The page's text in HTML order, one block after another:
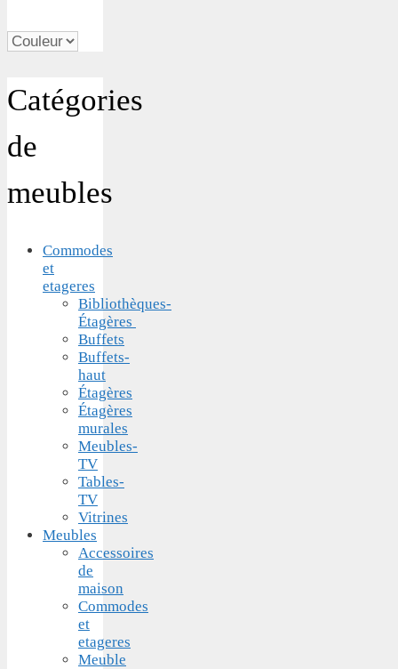
Catégories
de
meubles
Commodes
et
etageres
Bibliothèques-
Étagères
Buffets
Buffets-
haut
Étagères
Étagères
murales
Meubles-
TV
Tables-
TV
Vitrines
Meubles
Accessoires
de
maison
Commodes
et
etageres
Meuble